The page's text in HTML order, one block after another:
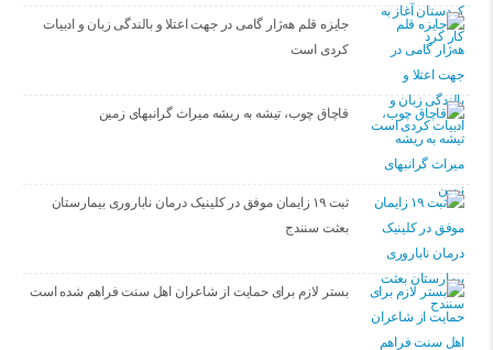
جایزه قلم هه‌ژار گامی در جهت اعتلا و بالندگی زبان و ادبیات
کردی است
قاچاق چوب، تیشه به ریشه میراث گرانبهای زمین
ثبت ۱۹ زایمان موفق در کلینیک درمان ناباروری بیمارستان
بعثت سنندج
بستر لازم برای حمایت از شاعران اهل سنت فراهم شده است